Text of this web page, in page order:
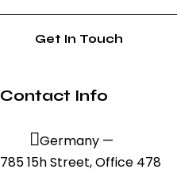
Contact Info
Germany —
785 15h Street, Office 478